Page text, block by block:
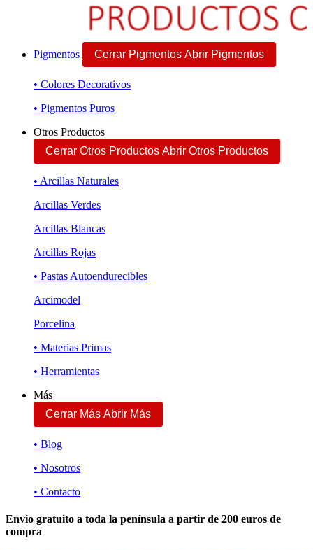
Pigmentos Cerrar Pigmentos Abrir Pigmentos
• Colores Decorativos
• Pigmentos Puros
Otros Productos
Cerrar Otros Productos Abrir Otros Productos
• Arcillas Naturales
Arcillas Verdes
Arcillas Blancas
Arcillas Rojas
• Pastas Autoendurecibles
Arcimodel
Porcelina
• Materias Primas
• Herramientas
Más
Cerrar Más Abrir Más
• Blog
• Nosotros
• Contacto
Envio gratuito a toda la península a partir de 200 euros de
compra